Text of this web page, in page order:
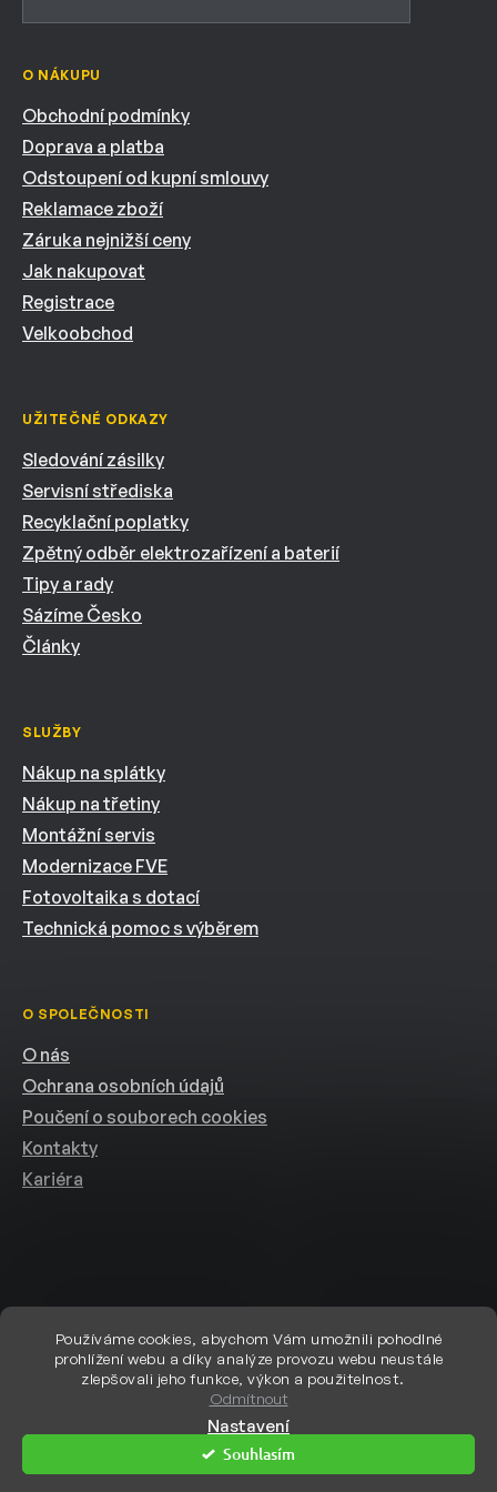
Používáme cookies, abychom Vám umožnili pohodlné
prohlížení webu a díky analýze provozu webu neustále
zlepšovali jeho funkce, výkon a použitelnost.
Odmítnout
Nastavení
Souhlasím
O NÁKUPU
Obchodní podmínky
Doprava a platba
Odstoupení od kupní smlouvy
Reklamace zboží
Záruka nejnižší ceny
Jak nakupovat
Registrace
Velkoobchod
UŽITEČNÉ ODKAZY
Sledování zásilky
Servisní střediska
Recyklační poplatky
Zpětný odběr elektrozařízení a baterií
Tipy a rady
Sázíme Česko
Články
SLUŽBY
Nákup na splátky
Nákup na třetiny
Montážní servis
Modernizace FVE
Fotovoltaika s dotací
Technická pomoc s výběrem
O SPOLEČNOSTI
O nás
Ochrana osobních údajů
Poučení o souborech cookies
Kontakty
Kariéra
Vytvořil Shoptet
Copyright 2026eshop.helion.cz. Všechna práva vyhrazena.Upravit
nastavení cookies